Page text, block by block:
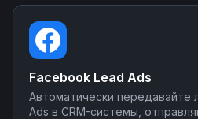
Facebook Lead Ads
Автоматически передавайте
Ads в CRM-системы,